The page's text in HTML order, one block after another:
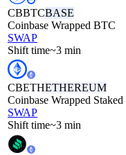
CBBTCBASE
Coinbase Wrapped BTC
SWAP
Shift time~3 min
CBETHETHEREUM
Coinbase Wrapped
SWAP
Shift time~3 min